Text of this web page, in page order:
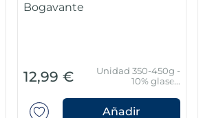
Bogavante
12,99 €
Unidad 350-450g -
10% glaseo
Añadir